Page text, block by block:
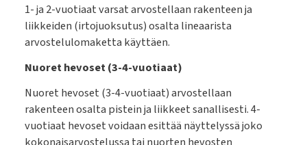
1- ja 2-vuotiaat varsat arvostellaan rakenteen ja
liikkeiden (irtojuoksutus) osalta lineaarista
arvostelulomaketta käyttäen.
Nuoret hevoset (3-4-vuotiaat)
Nuoret hevoset (3-4-vuotiaat) arvostellaan
rakenteen osalta pistein ja liikkeet sanallisesti. 4-
vuotiaat hevoset voidaan esittää näyttelyssä joko